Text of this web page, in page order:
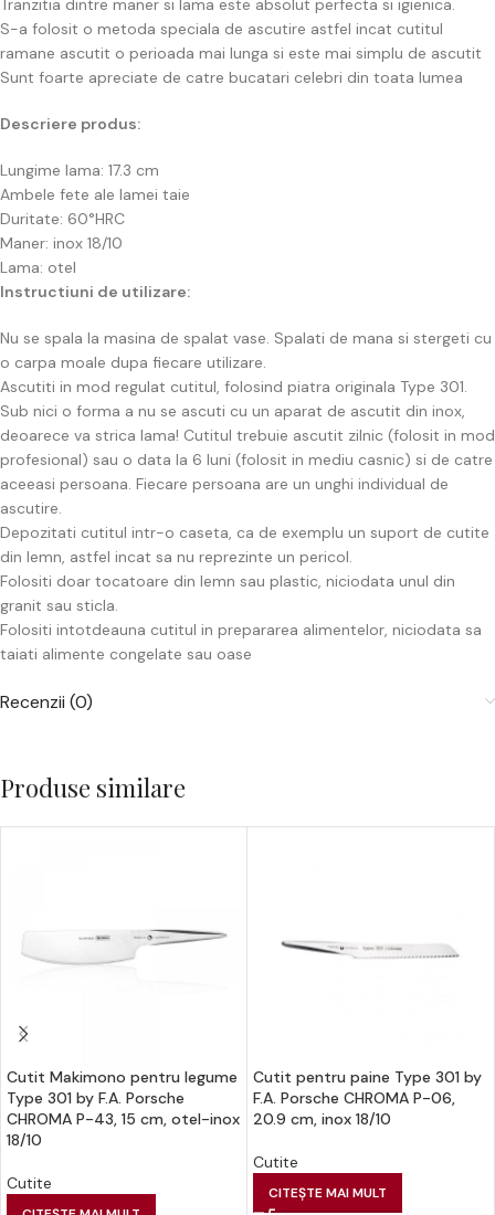
Tranzitia dintre maner si lama este absolut perfecta si igienica.
S-a folosit o metoda speciala de ascutire astfel incat cutitul
ramane ascutit o perioada mai lunga si este mai simplu de ascutit
Sunt foarte apreciate de catre bucatari celebri din toata lumea
Descriere produs:
Lungime lama: 17.3 cm
Ambele fete ale lamei taie
Duritate: 60°HRC
Maner: inox 18/10
Lama: otel
Instructiuni de utilizare:
Nu se spala la masina de spalat vase. Spalati de mana si stergeti cu
o carpa moale dupa fiecare utilizare.
Ascutiti in mod regulat cutitul, folosind piatra originala Type 301.
Sub nici o forma a nu se ascuti cu un aparat de ascutit din inox,
deoarece va strica lama! Cutitul trebuie ascutit zilnic (folosit in mod
profesional) sau o data la 6 luni (folosit in mediu casnic) si de catre
aceeasi persoana. Fiecare persoana are un unghi individual de
ascutire.
Depozitati cutitul intr-o caseta, ca de exemplu un suport de cutite
din lemn, astfel incat sa nu reprezinte un pericol.
Folositi doar tocatoare din lemn sau plastic, niciodata unul din
granit sau sticla.
Folositi intotdeauna cutitul in prepararea alimentelor, niciodata sa
taiati alimente congelate sau oase
Recenzii (0)
Produse similare
Cutit Makimono pentru legume
Type 301 by F.A. Porsche
CHROMA P-43, 15 cm, otel-inox
18/10
Cutite
Cutit pentru paine Type 301 by
F.A. Porsche CHROMA P-06,
20.9 cm, inox 18/10
Cutite
CITEȘTE MAI MULT